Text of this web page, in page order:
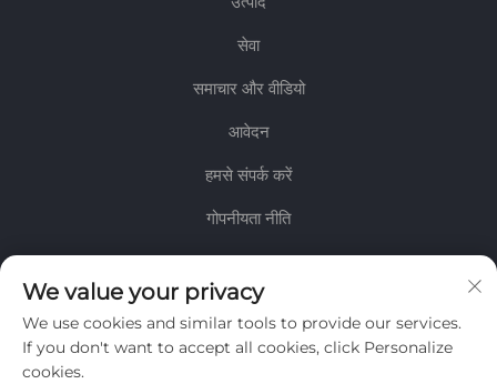
सेवा
समाचार और वीडियो
आवेदन
हमसे संपर्क करें
गोपनीयता नीति
जानकारी
हमारे साप्ताहिक न्यूज़लेटर प्राप्त करने के लिए साइन अप करें
We value your privacy
We use cookies and similar tools to provide our services.
If you don't want to accept all cookies, click Personalize
cookies.